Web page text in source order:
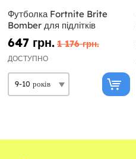
Футболка Fortnite Brite
Bomber для підлітків
647 грн. 1 176 грн.
ДОСТУПНО